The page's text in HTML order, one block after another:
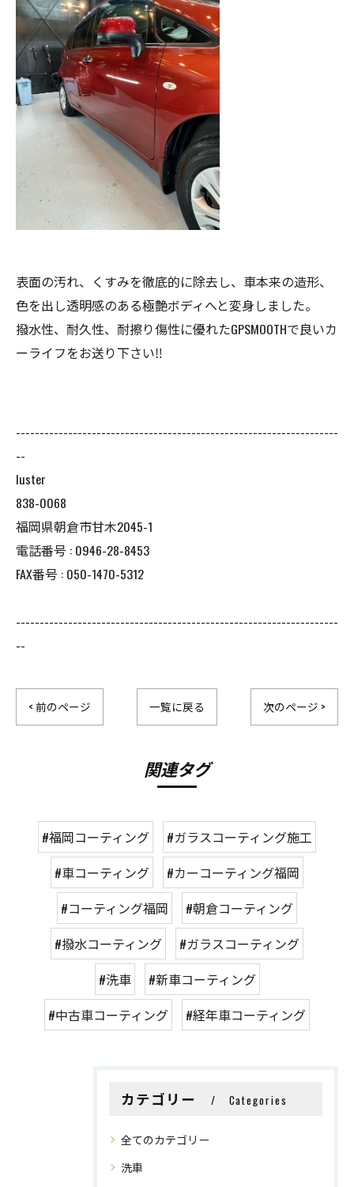
表面の汚れ、くすみを徹底的に除去し、車本来の造形、
色を出し透明感のある極艶ボディへと変身しました。
撥水性、耐久性、耐擦り傷性に優れたGPSMOOTHで良いカ
ーライフをお送り下さい‼
--------------------------------------------------------------------
--
luster
838-0068
福岡県朝倉市甘木2045-1
電話番号 : 0946-28-8453
FAX番号 : 050-1470-5312
--------------------------------------------------------------------
--
< 前のページ 一覧に戻る 次のページ >
関連タグ
#福岡コーティング
#ガラスコーティング施工
#車コーティング
#カーコーティング福岡
#コーティング福岡
#朝倉コーティング
#撥水コーティング
#ガラスコーティング
#洗車
#新車コーティング
#中古車コーティング
#経年車コーティング
カテゴリー Categories
全てのカテゴリー
洗車